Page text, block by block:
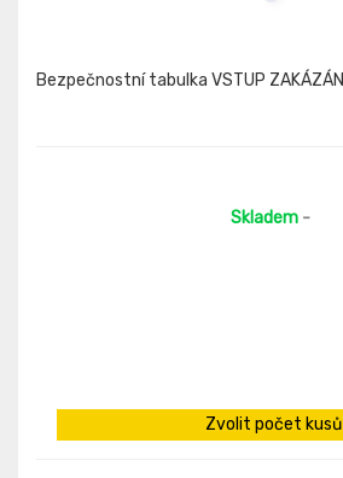
Bezpečnostní tabulka VSTUP ZAKÁZÁN
Skladem -
Zvolit počet kusů